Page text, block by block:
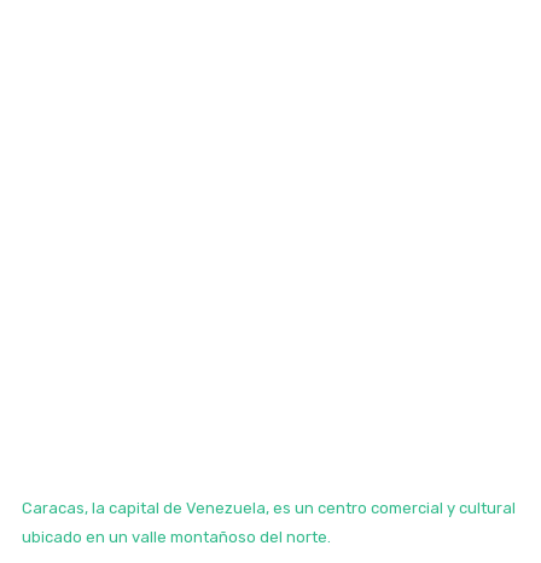
Caracas, la capital de Venezuela, es un centro comercial y cultural
ubicado en un valle montañoso del norte.